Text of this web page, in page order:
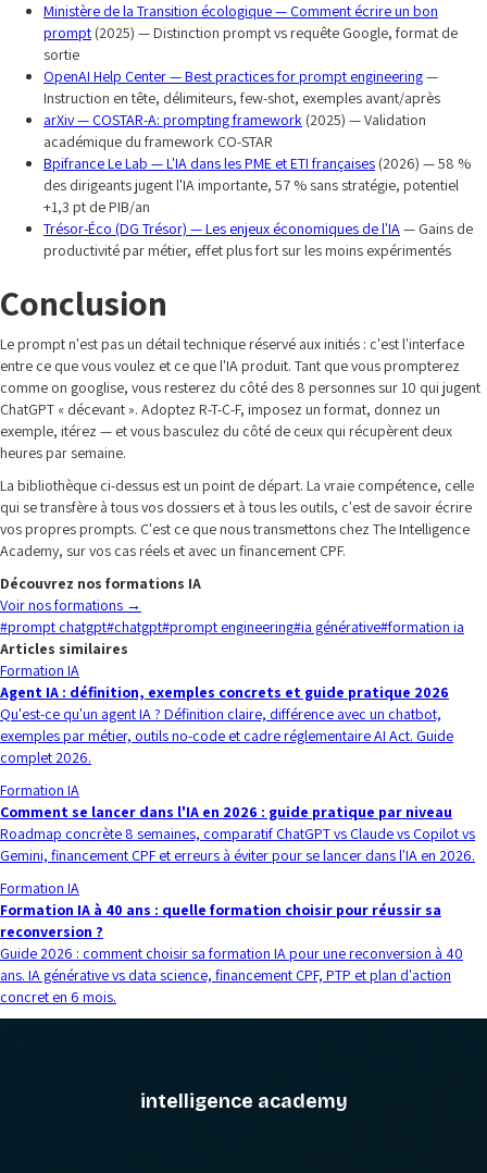
Ministère de la Transition écologique — Comment écrire un bon
prompt (2025) — Distinction prompt vs requête Google, format de
sortie
OpenAI Help Center — Best practices for prompt engineering—
Instruction en tête, délimiteurs, few-shot, exemples avant/après
arXiv — COSTAR-A: prompting framework (2025) — Validation
académique du framework CO-STAR
Bpifrance Le Lab — L'IA dans les PME et ETI françaises (2026) — 58 %
des dirigeants jugent l'IA importante, 57 % sans stratégie, potentiel
+1,3 pt de PIB/an
Trésor-Éco (DG Trésor) — Les enjeux économiques de l'IA— Gains de
productivité par métier, effet plus fort sur les moins expérimentés
Conclusion
Le prompt n'est pas un détail technique réservé aux initiés : c'est l'interface
entre ce que vous voulez et ce que l'IA produit. Tant que vous prompterez
comme on googlise, vous resterez du côté des 8 personnes sur 10 qui jugent
ChatGPT « décevant ». Adoptez R-T-C-F, imposez un format, donnez un
exemple, itérez — et vous basculez du côté de ceux qui récupèrent deux
heures par semaine.
La bibliothèque ci-dessus est un point de départ. La vraie compétence, celle
qui se transfère à tous vos dossiers et à tous les outils, c'est de savoir écrire
vos propres prompts. C'est ce que nous transmettons chez The Intelligence
Academy, sur vos cas réels et avec un financement CPF.
Découvrez nos formations IA
Voir nos formations →
#prompt chatgpt#chatgpt#prompt engineering#ia générative#formation ia
Articles similaires
Formation IA
Agent IA : définition, exemples concrets et guide pratique 2026
Qu'est-ce qu'un agent IA ? Définition claire, différence avec un chatbot,
exemples par métier, outils no-code et cadre réglementaire AI Act. Guide
complet 2026.
Formation IA
Comment se lancer dans l'IA en 2026 : guide pratique par niveau
Roadmap concrète 8 semaines, comparatif ChatGPT vs Claude vs Copilot vs
Gemini, financement CPF et erreurs à éviter pour se lancer dans l'IA en 2026.
Formation IA
Formation IA à 40 ans : quelle formation choisir pour réussir sa
reconversion ?
Guide 2026 : comment choisir sa formation IA pour une reconversion à 40
ans. IA générative vs data science, financement CPF, PTP et plan d'action
concret en 6 mois.
intelligence academy